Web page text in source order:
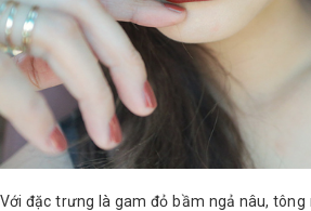
Với đặc trưng là gam đỏ bầm ngả nâu,